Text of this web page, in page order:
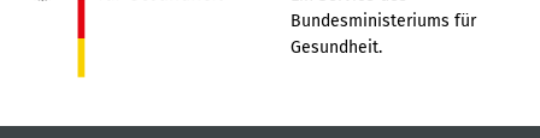
Bundesministeriums für
Gesundheit.